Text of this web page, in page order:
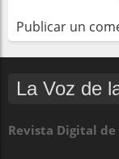
Publicar un
La Voz de
Revista Digital